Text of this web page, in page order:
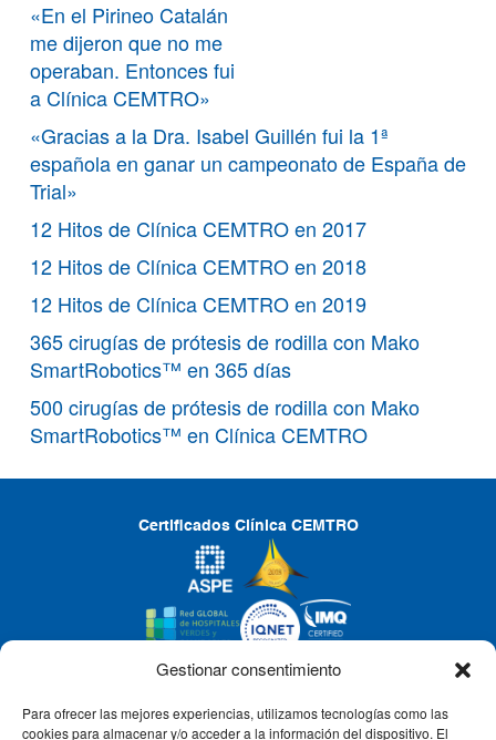
Gestionar consentimiento
Para ofrecer las mejores experiencias, utilizamos tecnologías como las
cookies para almacenar y/o acceder a la información del dispositivo. El
«En el Pirineo Catalán
me dijeron que no me
operaban. Entonces fui
a Clínica CEMTRO»
«Gracias a la Dra. Isabel Guillén fui la 1ª
española en ganar un campeonato de España de
Trial»
12 Hitos de Clínica CEMTRO en 2017
12 Hitos de Clínica CEMTRO en 2018
12 Hitos de Clínica CEMTRO en 2019
365 cirugías de prótesis de rodilla con Mako
SmartRobotics™ en 365 días
500 cirugías de prótesis de rodilla con Mako
SmartRobotics™ en Clínica CEMTRO
Certificados Clínica CEMTRO
CLÍNICA CEMTRO